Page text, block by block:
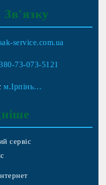
service.com.ua
73-073-5121
м.Ірпінь…
сервіс